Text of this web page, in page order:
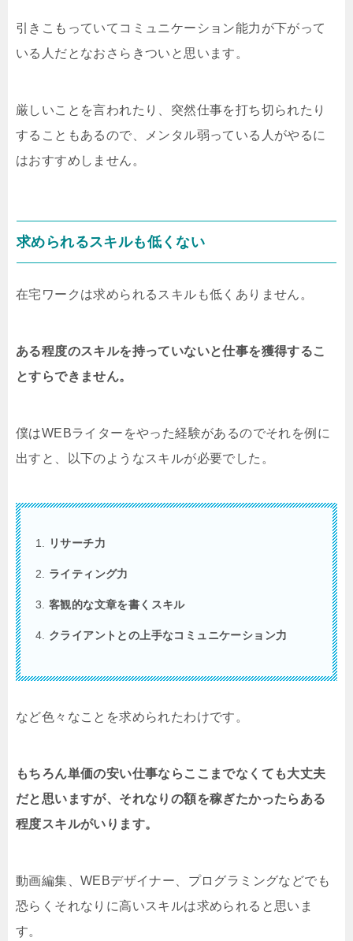
引きこもっていてコミュニケーション能力が下がって
いる人だとなおさらきついと思います。
厳しいことを言われたり、突然仕事を打ち切られたり
することもあるので、メンタル弱っている人がやるに
はおすすめしません。
求められるスキルも低くない
在宅ワークは求められるスキルも低くありません。
ある程度のスキルを持っていないと仕事を獲得するこ
とすらできません。
僕はWEBライターをやった経験があるのでそれを例に
出すと、以下のようなスキルが必要でした。
リサーチ力
ライティング力
客観的な文章を書くスキル
クライアントとの上手なコミュニケーション力
など色々なことを求められたわけです。
もちろん単価の安い仕事ならここまでなくても大丈夫
だと思いますが、それなりの額を稼ぎたかったらある
程度スキルがいります。
動画編集、WEBデザイナー、プログラミングなどでも
恐らくそれなりに高いスキルは求められると思いま
す。